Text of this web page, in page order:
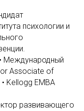
психологии и
Международный
Associate of
Kellogg EMBA
развивающего